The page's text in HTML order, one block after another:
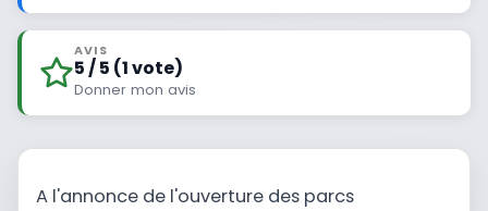
AVIS
5 / 5 (1 vote)
Donner mon avis
A l'annonce de l'ouverture des parcs